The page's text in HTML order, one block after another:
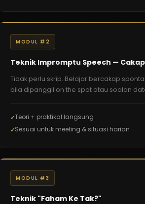
MODUL #2
Teknik Impromptu Speech —
Tidak perlu skrip. Belajar bercakap
bila dipanggil on the spot atau soalan
Teori + praktikal langsung
Sesuai untuk meeting & situasi harian
MODUL #3
Teknik "Faham Ke Tak?"